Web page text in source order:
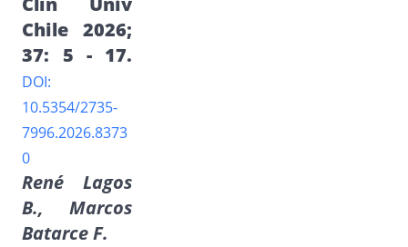
Chile 2026;
37: 5 - 17.
DOI:
10.5354/2735-
7996.2026.8373
0
René Lagos
B., Marcos
Batarce F.